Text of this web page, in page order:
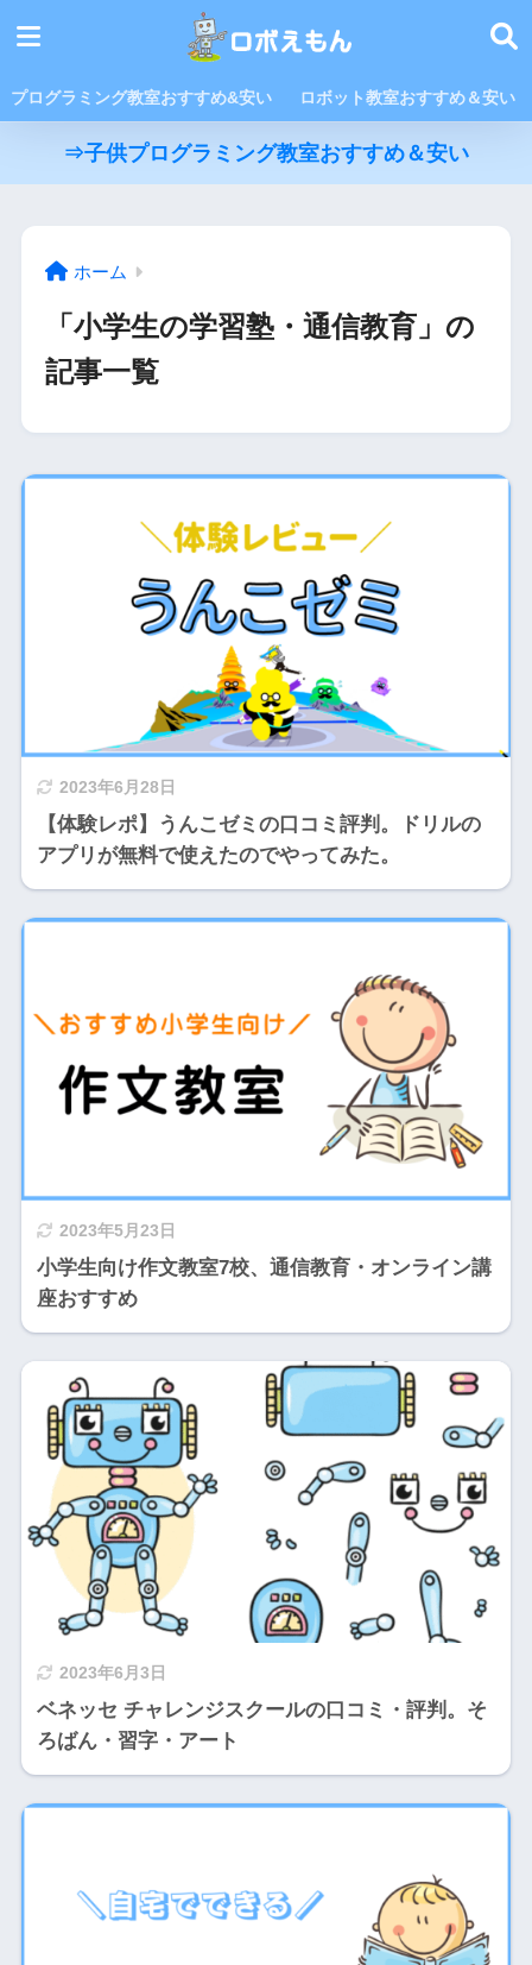
プログラミング教室おすすめ&安い ロボット教室おすすめ＆安い
⇒子供プログラミング教室おすすめ＆安い
ホーム
「小学生の学習塾・通信教育」の
記事一覧
2023年6月28日
【体験レポ】うんこゼミの口コミ評判。ドリルの
アプリが無料で使えたのでやってみた。
2023年5月23日
小学生向け作文教室7校、通信教育・オンライン講
座おすすめ
2023年6月3日
ベネッセ チャレンジスクールの口コミ・評判。そ
ろばん・習字・アート